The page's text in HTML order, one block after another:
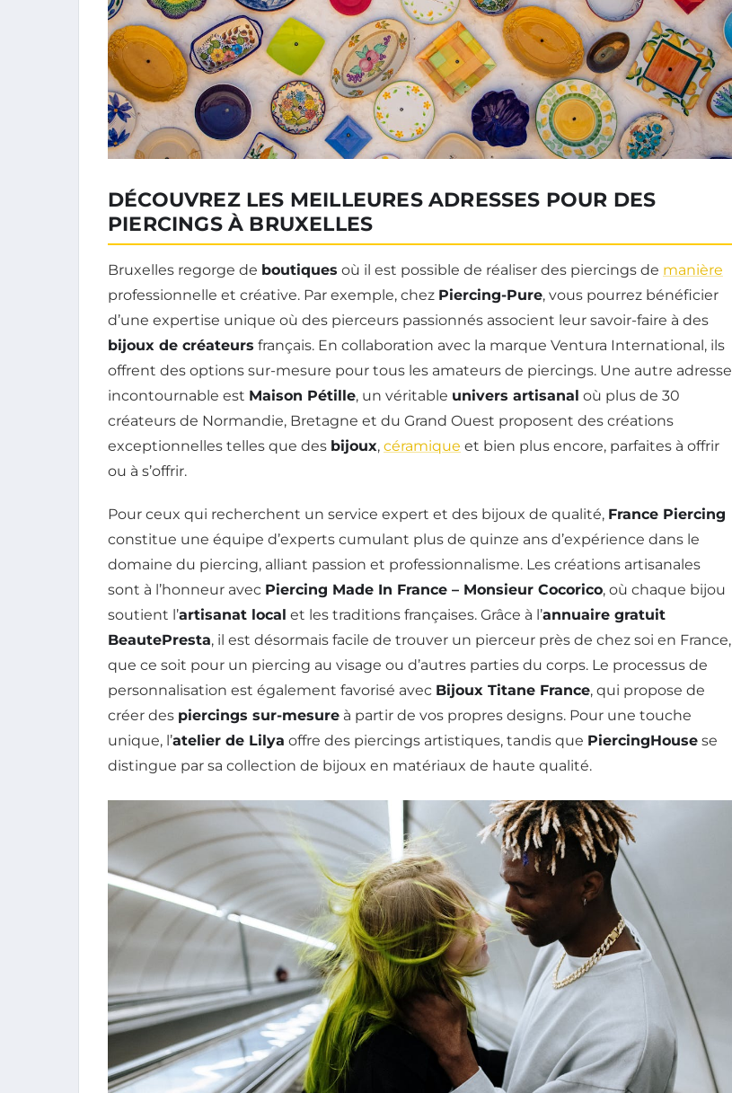
DÉCOUVREZ LES MEILLEURES ADRESSES POUR DES
PIERCINGS À BRUXELLES
Bruxelles regorge de boutiques où il est possible de réaliser des piercings de manière
professionnelle et créative. Par exemple, chez Piercing-Pure, vous pourrez bénéficier
d’une expertise unique où des pierceurs passionnés associent leur savoir-faire à des
bijoux de créateurs français. En collaboration avec la marque Ventura International, ils
offrent des options sur-mesure pour tous les amateurs de piercings. Une autre adresse
incontournable est Maison Pétille, un véritable univers artisanal où plus de 30
créateurs de Normandie, Bretagne et du Grand Ouest proposent des créations
exceptionnelles telles que des bijoux, céramique et bien plus encore, parfaites à offrir
ou à s’offrir.
Pour ceux qui recherchent un service expert et des bijoux de qualité, France Piercing
constitue une équipe d’experts cumulant plus de quinze ans d’expérience dans le
domaine du piercing, alliant passion et professionnalisme. Les créations artisanales
sont à l’honneur avec Piercing Made In France – Monsieur Cocorico, où chaque bijou
soutient l’artisanat local et les traditions françaises. Grâce à l’annuaire gratuit
BeautePresta, il est désormais facile de trouver un pierceur près de chez soi en France,
que ce soit pour un piercing au visage ou d’autres parties du corps. Le processus de
personnalisation est également favorisé avec Bijoux Titane France, qui propose de
créer des piercings sur-mesure à partir de vos propres designs. Pour une touche
unique, l’atelier de Lilya offre des piercings artistiques, tandis que PiercingHouse se
distingue par sa collection de bijoux en matériaux de haute qualité.